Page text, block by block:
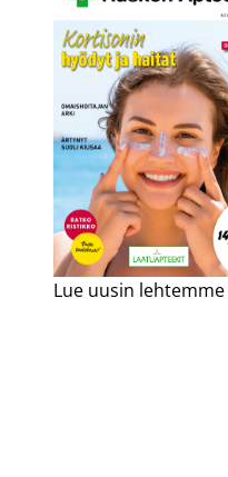
Lue uusin lehtemme